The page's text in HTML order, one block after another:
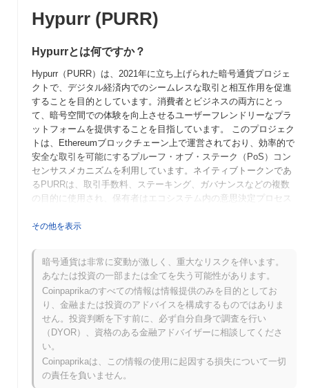
Hypurr (PURR)
Hypurrとは何ですか？
Hypurr（PURR）は、2021年に立ち上げられた暗号通貨プロジェ
クトで、デジタル経済内でのシームレスな取引と相互作用を促進
することを目的としています。消費者とビジネスの両方にとっ
て、暗号空間での体験を向上させるユーザーフレンドリーなプラ
ットフォームを提供することを目指しています。 このプロジェク
トは、Ethereumブロックチェーン上で運営されており、効率的で
安全な取引を可能にするプルーフ・オブ・ステーク（PoS）コン
センサスメカニズムを利用しています。ネイティブトークンであ
るPURRは、取引手数料、ステーキング、ガバナンスなどの複数
の目的に使用され、保有者はエコシステム内の意思決定プロセス
ロックチェーン技術を統合することに焦点を当てており、より広
アプローチにより、Hypurrは進化するデジタルファイナンスの風
景において重要なプレーヤーとして位置付けられ、革新と実用性
の両方を求めるユーザーに対応しています。
Hypurrはいつ、どのように始まりましたか？
Hypurrは2021年3月に設立チームがホワイトペーパーを発表し、
りました。2021年6月にはテストネットを立ち上げ、開発者や初
期の参加者がプラットフォームに関与し、フィードバックを提供
できるようにしました。その後、2021年9月にメインネットが立
その他を表示
暗号通貨は非常に変動が激しく、重大なリスクを伴います。
あなたは投資の一部または全てを失う可能性があります。
Coinpaprikaのすべての情報は情報提供のみを目的としてお
り、金融または投資のアドバイスを構成するものではありま
せん。投資判断を下す前に、必ず自分自身で調査を行い
（DYOR）、資格のある金融アドバイザーに相談してくださ
い。
Coinpaprikaは、この情報の使用に起因する損失について一切
の責任を負いません。